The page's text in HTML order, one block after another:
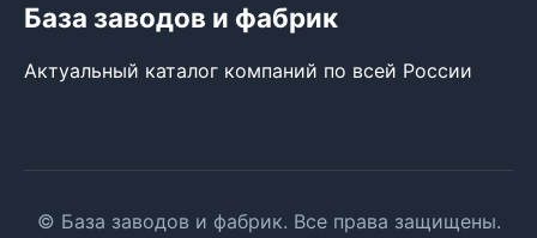
База заводов и фабрик
Актуальный каталог компаний по всей России
© База заводов и фабрик. Все права защищены.